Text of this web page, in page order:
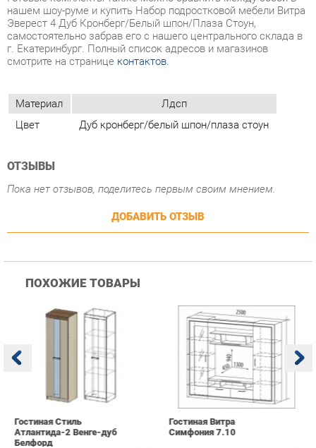
Материал
Лдсп
Цвет
Дуб кронберг/белый шпон/плаза стоун
ОТЗЫВЫ
Пока нет отзывов, поделитесь первым своим мнением.
Купить
Гостиная Стиль
Атлантида-2 Венге-дуб
Белфорд
Купить
Гостиная Витра
Симфония 7.10
55 482 ₽
info@case-ekb.ru +7 (343) 383-57-83
КАТАЛОГ ИНФОРМАЦИЯ ГОРОДА